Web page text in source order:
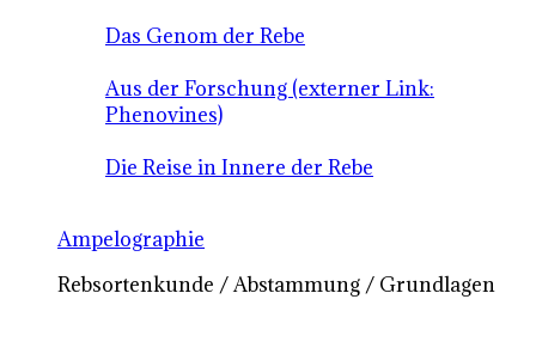
Das Genom der Rebe
Aus der Forschung (externer Link:
Phenovines)
Die Reise in Innere der Rebe
Ampelographie
Rebsortenkunde / Abstammung / Grundlagen